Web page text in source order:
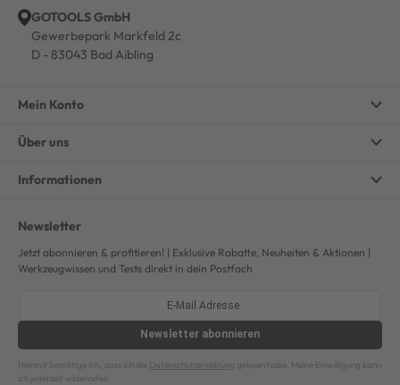
GOTOOLS GmbH
Gewerbepark Markfeld 2c
D - 83043 Bad Aibling
Mein Konto
Über uns
Informationen
Newsletter
Jetzt abonnieren & profitieren! | Exklusive Rabatte, Neuheiten & Aktionen |
Werkzeugwissen und Tests direkt in dein Postfach
Newsletter abonnieren
Hiermit bestätige ich, dass ich die Datenschutzerklärung gelesen habe. Meine Einwilligung kann
ich jederzeit widerrufen.